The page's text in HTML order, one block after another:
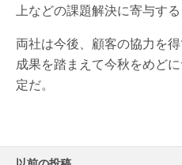
上などの課題解決に寄与する
両社は今後、顧客の協力を
成果を踏まえて今秋をめど
定だ。